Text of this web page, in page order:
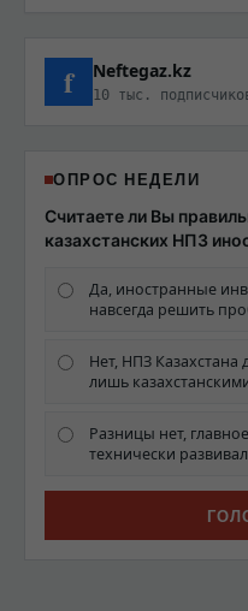
f Neftegaz.kz
10 тыс.
ОПРОС НЕДЕЛИ
Считаете ли Вы
казахстанских НПЗ
Да, иностранные
навсегда решить
Нет, НПЗ
лишь
Разницы нет,
технически